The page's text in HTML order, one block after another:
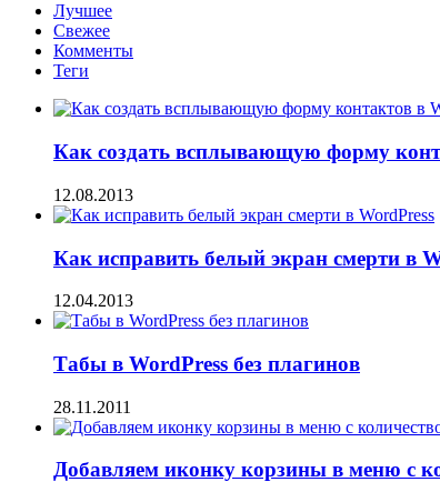
Лучшее
Свежее
Комменты
Теги
Как создать всплывающую форму
12.08.2013
Как исправить белый экран смерти в
12.04.2013
Табы в WordPress без плагинов
28.11.2011
Добавляем иконку корзины в меню с